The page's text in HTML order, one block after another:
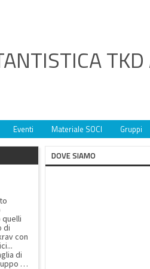
Eventi Materiale SOCI Gruppi
di
con
di
dai
DOVE SIAMO